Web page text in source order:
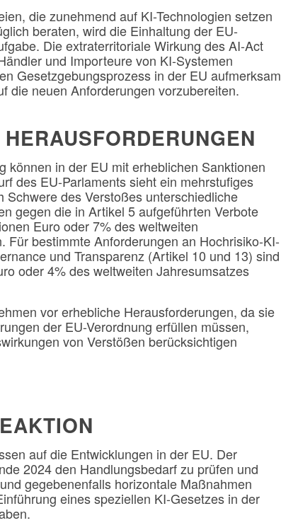
die zunehmend auf KI-Technologien setzen
beraten, wird die Einhaltung der EU-
Die extraterritoriale Wirkung des AI-Act
und Importeure von KI-Systemen
Gesetzgebungsprozess in der EU aufmerksam
die neuen Anforderungen vorzubereiten.
können in der EU mit erheblichen Sanktionen
des EU-Parlaments sieht ein mehrstufiges
Schwere des Verstoßes unterschiedliche
gegen die in Artikel 5 aufgeführten Verbote
Euro oder 7% des weltweiten
Für bestimmte Anforderungen an Hochrisiko-KI-
und Transparenz (Artikel 10 und 13) sind
oder 4% des weltweiten Jahresumsatzes
vor erhebliche Herausforderungen, da sie
der EU-Verordnung erfüllen müssen,
von Verstößen berücksichtigen
auf die Entwicklungen in der EU. Der
2024 den Handlungsbedarf zu prüfen und
gegebenenfalls horizontale Maßnahmen
eines speziellen KI-Gesetzes in der